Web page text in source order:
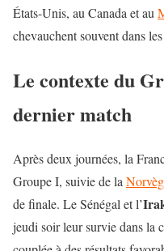
États-Unis, au Canada et au
chevauchent souvent dans
Le contexte du
dernier match
Après deux journées, la
Groupe I, suivie de la
de finale. Le Sénégal et l’
jeudi soir leur survie dans la